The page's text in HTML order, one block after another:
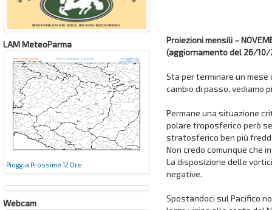
LAM MeteoParma
Pioggia Prossime 12 Ore
Webcam
Proiezioni mensili –
(aggiornamento del 26/
Sta per terminare un
cambio di passo, vediamo
Permane una situazione
polare troposferico però
stratosferico ben più
Non credo comunque che
La disposizione delle
negative.
Spostandoci sul Pacifico